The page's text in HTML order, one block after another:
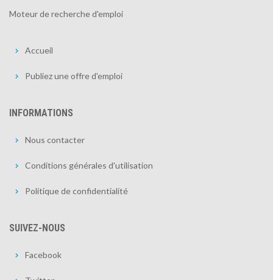
Moteur de recherche d'emploi
Accueil
Publiez une offre d'emploi
INFORMATIONS
Nous contacter
Conditions générales d'utilisation
Politique de confidentialité
SUIVEZ-NOUS
Facebook